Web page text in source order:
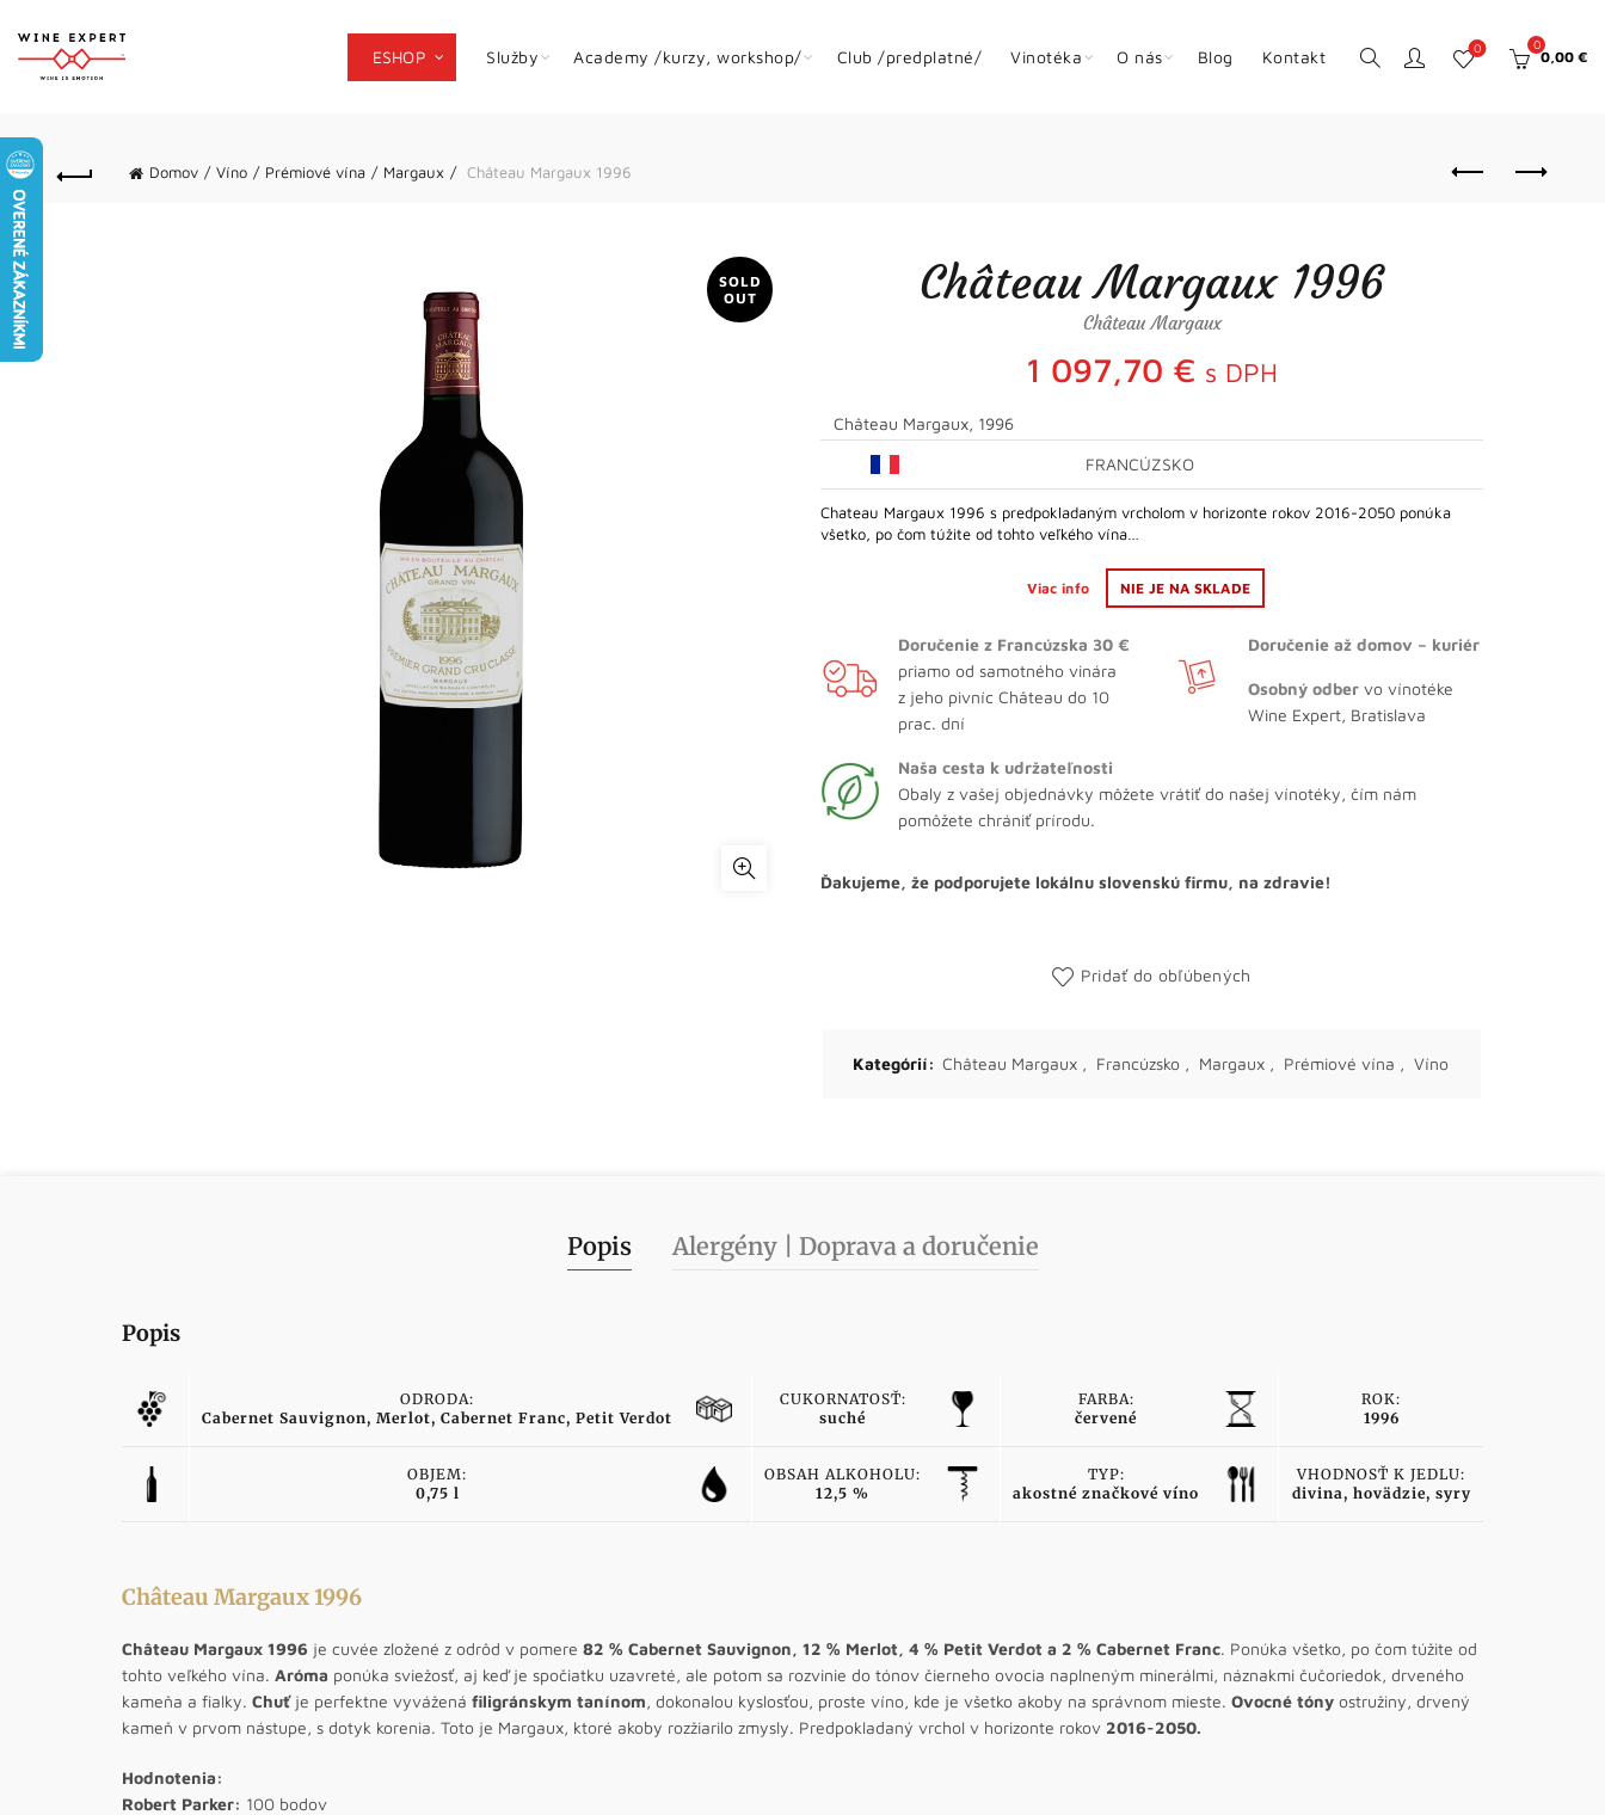
ESHOP Služby Academy /kurzy, workshop/ Club /predplatné/ Vinotéka O nás Blog Kontakt 0 0
0,00 €
Domov Víno Prémiové vína Margaux Château Margaux 1996
SOLD
OUT
Château Margaux 1996
Château Margaux
1 097,70 € s DPH
Château Margaux, 1996
FRANCÚZSKO
Chateau Margaux 1996 s predpokladaným vrcholom v horizonte rokov 2016-2050 ponúka
všetko, po čom túžite od tohto veľkého vína…
Viac info NIE JE NA SKLADE
Doručenie z Francúzska 30 €
priamo od samotného vinára
z jeho pivníc Château do 10
prac. dní
Doručenie až domov – kuriér
Osobný odbervo vínotéke
Wine Expert, Bratislava
Naša cesta k udržateľnosti
Obaly z vašej objednávky môžete vrátiť do našej vínotéky, čím nám
pomôžete chrániť prírodu.
Ďakujeme, že podporujete lokálnu slovenskú firmu, na zdravie!
Pridať do obľúbených
Kategórií: Château Margaux , Francúzsko , Margaux , Prémiové vína , Víno
Popis Alergény | Doprava a doručenie
Popis
ODRODA:
Cabernet Sauvignon, Merlot, Cabernet Franc, Petit Verdot
CUKORNATOSŤ:
suché
FARBA:
červené
ROK:
1996
OBJEM:
0,75 l
OBSAH ALKOHOLU:
12,5 %
TYP:
akostné značkové víno
VHODNOSŤ K JEDLU:
divina, hovädzie, syry
Château Margaux 1996
Château Margaux 1996 je cuvée zložené z odrôd v pomere 82 % Cabernet Sauvignon, 12 % Merlot, 4 % Petit Verdot a 2 % Cabernet Franc. Ponúka všetko, po čom túžite od
tohto veľkého vína. Aróma ponúka sviežosť, aj keď je spočiatku uzavreté, ale potom sa rozvinie do tónov čierneho ovocia naplneným minerálmi, náznakmi čučoriedok, drveného
kameňa a fialky. Chuťje perfektne vyvážená filigránskym tanínom, dokonalou kyslosťou, proste víno, kde je všetko akoby na správnom mieste. Ovocné tóny ostružiny, drvený
kameň v prvom nástupe, s dotyk korenia. Toto je Margaux, ktoré akoby rozžiarilo zmysly. Predpokladaný vrchol v horizonte rokov 2016-2050.
Hodnotenia:
Robert Parker: 100 bodov